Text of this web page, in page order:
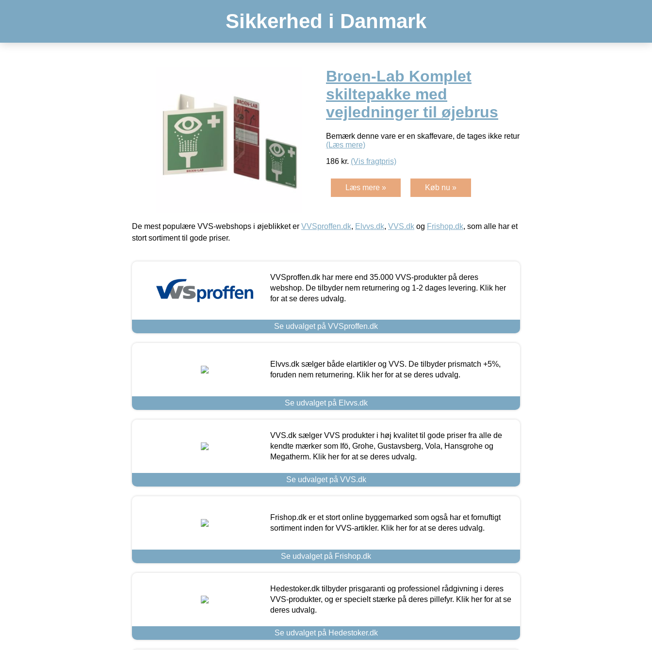
Sikkerhed i Danmark
Broen-Lab Komplet
skiltepakke med
vejledninger til øjebrus
Bemærk denne vare er en skaffevare, de tages ikke retur
(Læs mere)
186 kr. (Vis fragtpris)
Læs mere » Køb nu »
De mest populære VVS-webshops i øjeblikket er VVSproffen.dk, Elvvs.dk, VVS.dk og Frishop.dk, som alle har et
stort sortiment til gode priser.
VVSproffen.dk har mere end 35.000 VVS-produkter på deres
webshop. De tilbyder nem returnering og 1-2 dages levering. Klik her
for at se deres udvalg.
Se udvalget på VVSproffen.dk
Elvvs.dk sælger både elartikler og VVS. De tilbyder prismatch +5%,
foruden nem returnering. Klik her for at se deres udvalg.
Se udvalget på Elvvs.dk
VVS.dk sælger VVS produkter i høj kvalitet til gode priser fra alle de
kendte mærker som Ifö, Grohe, Gustavsberg, Vola, Hansgrohe og
Megatherm. Klik her for at se deres udvalg.
Se udvalget på VVS.dk
Frishop.dk er et stort online byggemarked som også har et fornuftigt
sortiment inden for VVS-artikler. Klik her for at se deres udvalg.
Se udvalget på Frishop.dk
Hedestoker.dk tilbyder prisgaranti og professionel rådgivning i deres
VVS-produkter, og er specielt stærke på deres pillefyr. Klik her for at se
deres udvalg.
Se udvalget på Hedestoker.dk